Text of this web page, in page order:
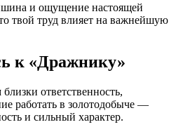
и ощущение настоящей
твой труд влияет на важнейшую
к «Дражнику»
ответственность,
работать в золотодобыче —
и сильный характер.